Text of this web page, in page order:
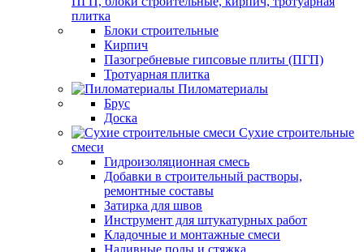
плитка
Блоки строительные
Кирпич
Пазогребневые гипсовые плиты (ПГП)
Тротуарная плитка
Пиломатериалы
Брус
Доска
Сухие строительные
смеси
Гидроизоляционная смесь
Добавки в строительный растворы,
ремонтные составы
Затирка для швов
Инструмент для штукатурных работ
Кладочные и монтажные смеси
Наливные полы и стяжка